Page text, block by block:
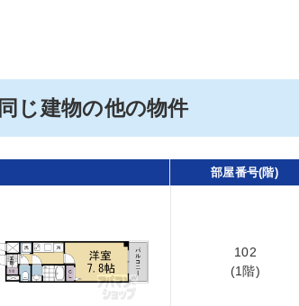
同じ建物の他の物件
部屋番号(階)
102
(1階)